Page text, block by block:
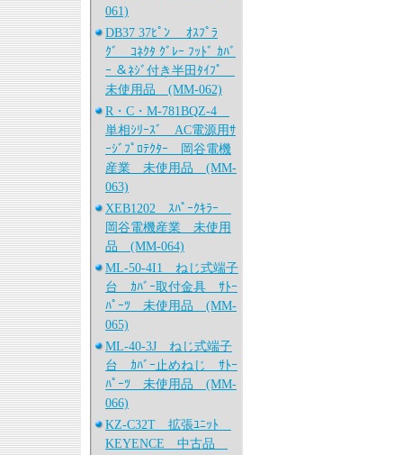
061)
DB37 37ﾋﾟﾝ ｵｽﾌﾟﾗ
ｸﾞ ｺﾈｸﾀ ｸﾞﾚｰ ﾌｯﾄﾞ ｶﾊﾞ
ｰ ＆ﾈｼﾞ付き半田ﾀｲﾌﾟ
未使用品 (MM-062)
R・C・M-781BQZ-4
単相ｼﾘｰｽﾞ AC電源用ｻ
ｰｼﾞﾌﾟﾛﾃｸﾀｰ 岡谷電機
産業 未使用品 (MM-
063)
XEB1202 ｽﾊﾟｰｸｷﾗｰ
岡谷電機産業 未使用
品 (MM-064)
ML-50-4I1 ねじ式端子
台 ｶﾊﾞｰ取付金具 ｻﾄｰ
ﾊﾟｰﾂ 未使用品 (MM-
065)
ML-40-3J ねじ式端子
台 ｶﾊﾞｰ止めねじ ｻﾄｰ
ﾊﾟｰﾂ 未使用品 (MM-
066)
KZ-C32T 拡張ﾕﾆｯﾄ
KEYENCE 中古品